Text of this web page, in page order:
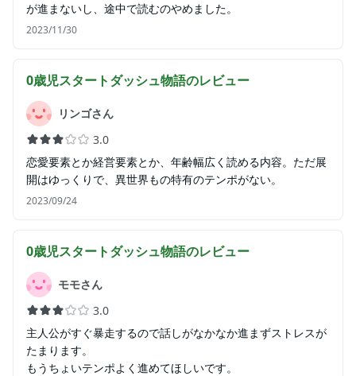
が進まないし、途中で読むのやめました。
2023/11/30
0歳児スタートダッシュ物語のレビュー
リンゴさん
3.0
恋愛要素とか経営要素とか、年齢幅広く読める内容。ただ展
開はゆっくりで、異世界もの特有のテンポがない。
2023/09/24
0歳児スタートダッシュ物語のレビュー
モモさん
3.0
主人公がすぐ暴走するので話しがなかなか進まずストレスが
たまります。
もうちょいテンポよく進めてほしいです。